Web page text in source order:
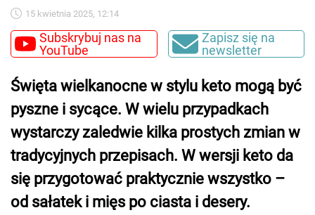
15 kwietnia 2025, 12:14
Subskrybuj nas na
YouTube
Zapisz się na
newsletter
Święta wielkanocne w stylu keto mogą być
pyszne i sycące. W wielu przypadkach
wystarczy zaledwie kilka prostych zmian w
tradycyjnych przepisach. W wersji keto da
się przygotować praktycznie wszystko –
od sałatek i mięs po ciasta i desery.